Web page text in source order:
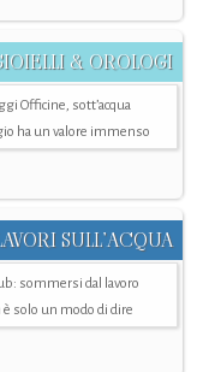
& OROLOGI
Officine, sott’acqua
ha un valore immenso
SULL’ACQUA
sommersi dal lavoro
è solo un modo di dire